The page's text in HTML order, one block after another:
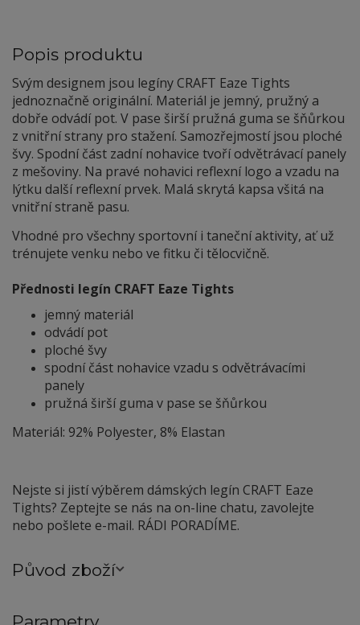
Popis produktu
Svým designem jsou legíny CRAFT Eaze Tights
jednoznačně originální. Materiál je jemný, pružný a
dobře odvádí pot. V pase širší pružná guma se šňůrkou
z vnitřní strany pro stažení. Samozřejmostí jsou ploché
švy. Spodní část zadní nohavice tvoří odvětrávací panely
z mešoviny. Na pravé nohavici reflexní logo a vzadu na
lýtku další reflexní prvek. Malá skrytá kapsa všitá na
vnitřní straně pasu.
Vhodné pro všechny sportovní i taneční aktivity, ať už
trénujete venku nebo ve fitku či tělocvičně.
Přednosti legín CRAFT Eaze Tights
jemný materiál
odvádí pot
ploché švy
spodní část nohavice vzadu s odvětrávacími
panely
pružná širší guma v pase se šňůrkou
Materiál: 92% Polyester, 8% Elastan
Nejste si jistí výběrem dámských legín CRAFT Eaze
Tights? Zeptejte se nás na on-line chatu, zavolejte
nebo pošlete e-mail. RÁDI PORADÍME.
Původ zboží